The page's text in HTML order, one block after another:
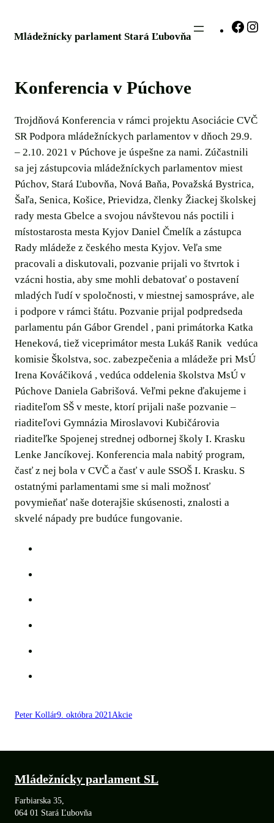
obsahMládežnícky parlament Stará Ľubovňa
F
o
k
Konferencia v Púchove
Trojdňová Konferencia v rámci projektu Asociácie CVČ
SR Podpora mládežníckych parlamentov v dňoch 29.9.
– 2.10. 2021 v Púchove je úspešne za nami. Zúčastnili
sa jej zástupcovia mládežníckych parlamentov miest
Púchov, Stará Ľubovňa, Nová Baňa, Považská Bystrica,
Šaľa, Senica, Košice, Prievidza, členky Žiackej školskej
rady mesta Gbelce a svojou návštevou nás poctili i
místostarosta mesta Kyjov Daniel Čmelík a zástupca
Rady mládeže z českého mesta Kyjov. Veľa sme
pracovali a diskutovali, pozvanie prijali vo štvrtok i
vzácni hostia, aby sme mohli debatovať o postavení
mladých ľudí v spoločnosti, v miestnej samospráve, ale
i podpore v rámci štátu. Pozvanie prijal podpredseda
parlamentu pán Gábor Grendel , pani primátorka Katka
Heneková, tiež viceprimátor mesta Lukáš Ranik vedúca
komisie Školstva, soc. zabezpečenia a mládeže pri MsÚ
Irena Kováčiková , vedúca oddelenia školstva MsÚ v
Púchove Daniela Gabrišová. Veľmi pekne ďakujeme i
riaditeľom SŠ v meste, ktorí prijali naše pozvanie –
riaditeľovi Gymnázia Miroslavovi Kubičárovia
riaditeľke Spojenej strednej odbornej školy I. Krasku
Lenke Jancíkovej. Konferencia mala nabitý program,
časť z nej bola v CVČ a časť v aule SSOŠ I. Krasku. S
ostatnými parlamentami sme si mali možnosť
povymieňať naše doterajšie skúsenosti, znalosti a
skvelé nápady pre budúce fungovanie.
Peter Kollár9. októbra 2021Akcie
Mládežnícky parlament SL
Farbiarska 35,
064 01 Stará Ľubovňa